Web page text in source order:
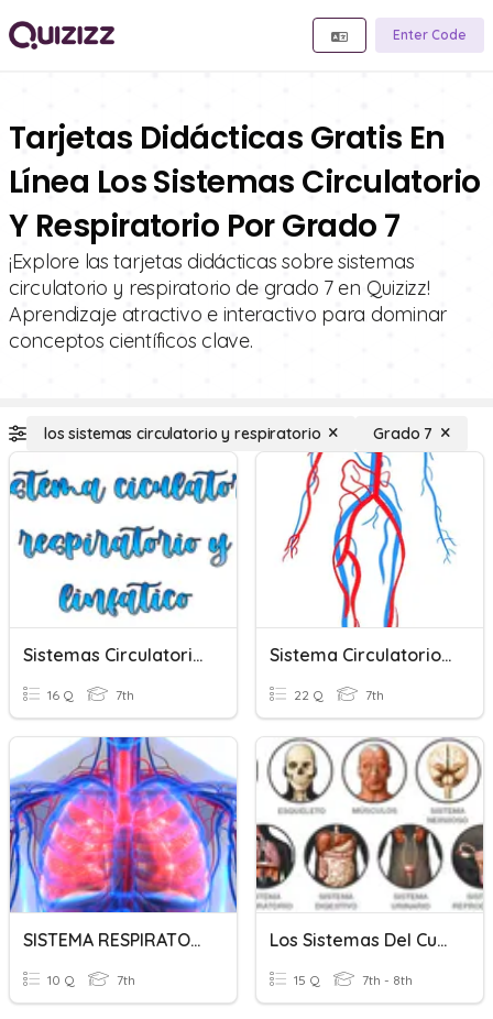
Enter Code
Tarjetas Didácticas Gratis En
Línea Los Sistemas Circulatorio
Y Respiratorio Por Grado 7
¡Explore las tarjetas didácticas sobre sistemas
circulatorio y respiratorio de grado 7 en Quizizz!
Aprendizaje atractivo e interactivo para dominar
conceptos científicos clave.
los sistemas circulatorio y respiratorio Grado 7
Sistemas Circulatorio Respiratorio Y Linfatico
16 Q 7th
Sistema Circulatorio Y Respiratorio
22 Q 7th
SISTEMA RESPIRATORIO Y CIRCULATORIO
10 Q 7th
Los Sistemas Del Cuerpo Humano
15 Q 7th - 8th